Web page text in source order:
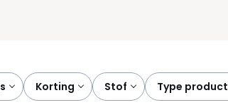
korting stof type product